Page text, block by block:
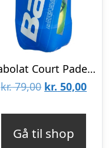
Babolat Court Padel X3 Padelbolde (3 stk.)
kr.79,00 Den
var:
kr. 50,00Den
Gå til shop